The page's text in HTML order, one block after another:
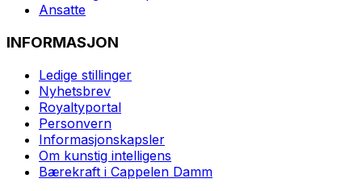
Ansatte
INFORMASJON
Ledige stillinger
Nyhetsbrev
Royaltyportal
Personvern
Informasjonskapsler
Om kunstig intelligens
Bærekraft i Cappelen Damm